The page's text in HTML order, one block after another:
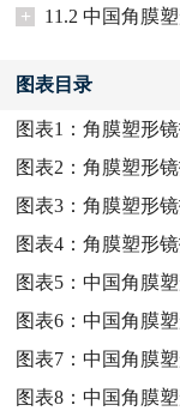
+
11.2 中国角膜
图表目录
图表1：角膜塑形
图表2：角膜塑形
图表3：角膜塑形
图表4：角膜塑形
图表5：中国角膜
图表6：中国角膜
图表7：中国角膜
图表8：中国角膜